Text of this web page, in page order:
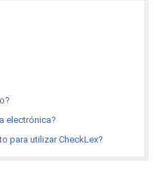
electrónica?
para utilizar CheckLex?